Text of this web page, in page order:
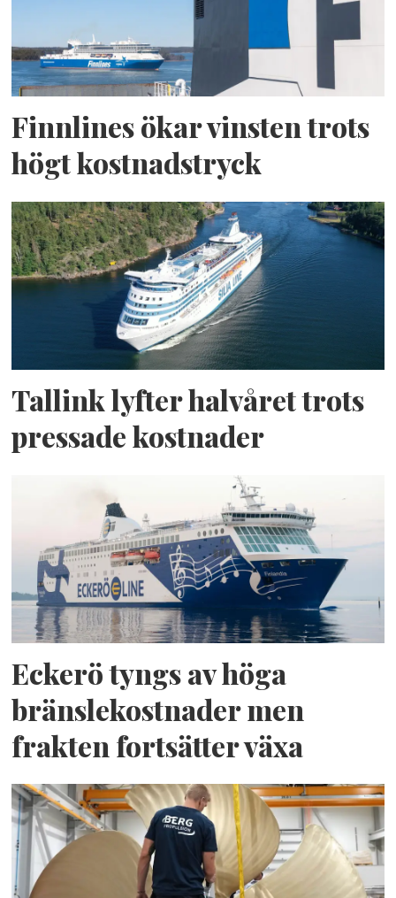
Finnlines ökar vinsten trots
högt kostnadstryck
Tallink lyfter halvåret trots
pressade kostnader
Eckerö tyngs av höga
bränslekostnader men
frakten fortsätter växa